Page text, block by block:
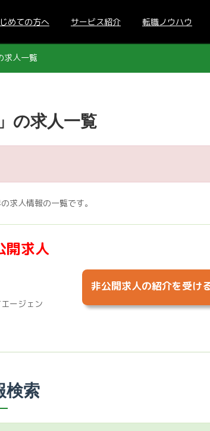
めての方へ サービス紹介 転職ノウハウ
人一覧
の求人一覧
人情報の一覧です。
開求人
ージェン
非公開求人の紹介を受け
検索